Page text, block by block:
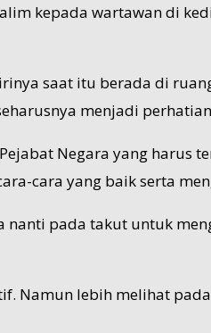
kepada wartawan di
saat itu berada di
menjadi
Negara yang
cara yang baik serta
nanti pada takut untuk
Namun lebih melihat